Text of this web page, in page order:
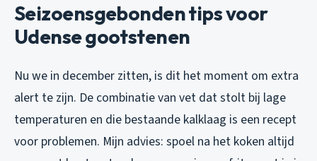
Seizoensgebonden tips voor
Udense gootstenen
Nu we in december zitten, is dit het moment om extra
alert te zijn. De combinatie van vet dat stolt bij lage
temperaturen en die bestaande kalklaag is een recept
voor problemen. Mijn advies: spoel na het koken altijd